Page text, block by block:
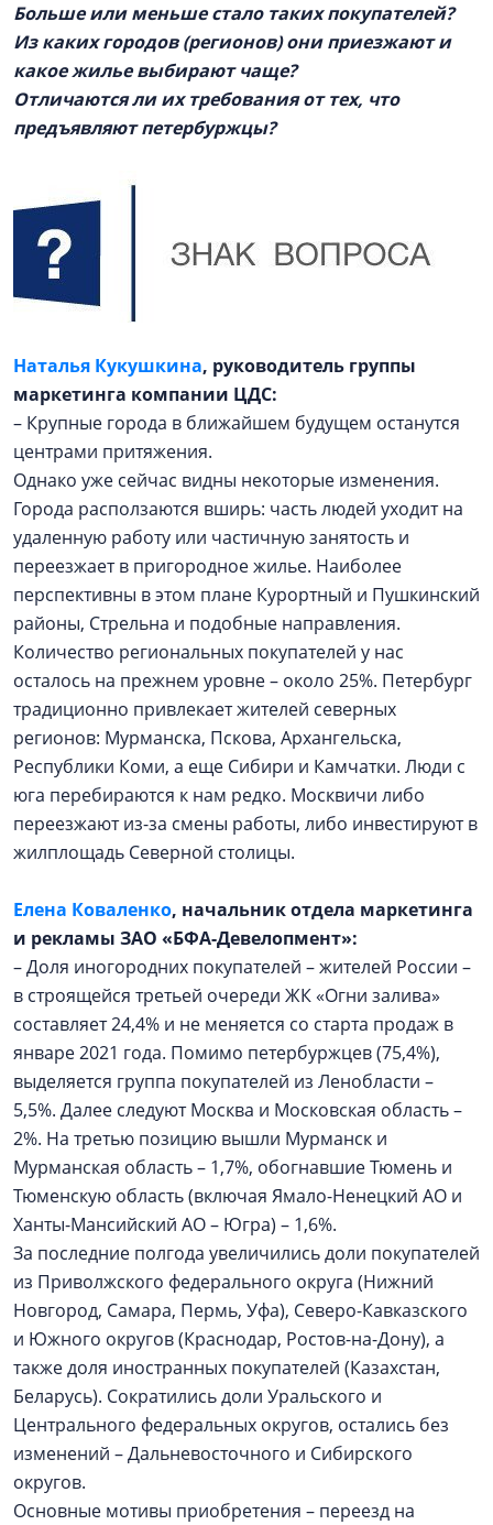
Больше или меньше стало таких покупателей?
Из каких городов (регионов) они приезжают и
какое жилье выбирают чаще?
Отличаются ли их требования от тех, что
предъявляют петербуржцы?
Наталья Кукушкина, руководитель группы
маркетинга компании ЦДС:
– Крупные города в ближайшем будущем останутся
центрами притяжения.
Однако уже сейчас видны некоторые изменения.
Города расползаются вширь: часть людей уходит на
удаленную работу или частичную занятость и
переезжает в пригородное жилье. Наиболее
перспективны в этом плане Курортный и Пушкинский
районы, Стрельна и подобные направления.
Количество региональных покупателей у нас
осталось на прежнем уровне – около 25%. Петербург
традиционно привлекает жителей северных
регионов: Мурманска, Пскова, Архангельска,
Республики Коми, а еще Сибири и Камчатки. Люди с
юга перебираются к нам редко. Москвичи либо
переезжают из-за смены работы, либо инвестируют в
жилплощадь Северной столицы.
Елена Коваленко, начальник отдела маркетинга
и рекламы ЗАО «БФА-Девелопмент»:
– Доля иногородних покупателей – жителей России –
в строящейся третьей очереди ЖК «Огни залива»
составляет 24,4% и не меняется со старта продаж в
январе 2021 года. Помимо петербуржцев (75,4%),
выделяется группа покупателей из Ленобласти –
5,5%. Далее следуют Москва и Московская область –
2%. На третью позицию вышли Мурманск и
Мурманская область – 1,7%, обогнавшие Тюмень и
Тюменскую область (включая Ямало-Ненецкий АО и
Ханты-Мансийский АО – Югра) – 1,6%.
За последние полгода увеличились доли покупателей
из Приволжского федерального округа (Нижний
Новгород, Самара, Пермь, Уфа), Северо-Кавказского
и Южного округов (Краснодар, Ростов-на-Дону), а
также доля иностранных покупателей (Казахстан,
Беларусь). Сократились доли Уральского и
Центрального федеральных округов, остались без
изменений – Дальневосточного и Сибирского
округов.
Основные мотивы приобретения – переезд на